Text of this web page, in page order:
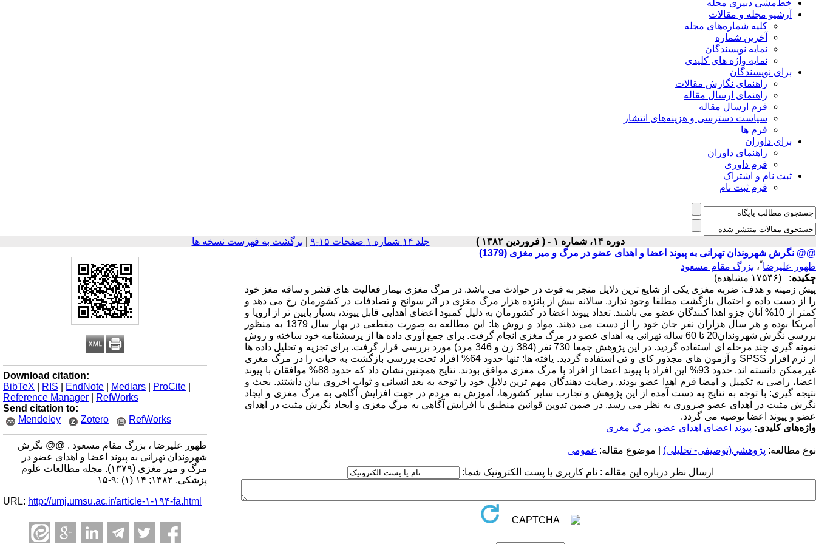
خط‌مشی دبیری مجله
آرشیو مجله و مقالات
کلیه شماره‌های مجله
آخرین شماره
نمایه نویسندگان
نمایه واژه های کلیدی
برای نویسندگان
راهنمای نگارش مقالات
راهنمای ارسال مقاله
فرم ارسال مقاله
سیاست دسترسی و هزینه‌های انتشار
فرم ها
برای داوران
راهنمای داوران
فرم داوری
ثبت نام و اشتراک
فرم ثبت نام
دوره ۱۴، شماره ۱ - ( فروردين ۱۳۸۲ ) جلد ۱۴ شماره ۱ صفحات ۱۵-۹ برگشت به فهرست نسخه ها
Download citation:
BibTeX
RIS EndNote Medlars ProCite
Reference Manager
RefWorks
Send citation to:
Mendeley
Zotero RefWorks
ظهور علیرضا ، بزرگ مقام مسعود . @@ نگرش
شهروندان تهرانی به پیوند اعضا و اهدای عضو در
مرگ و میر مغزی (۱۳۷۹). مجله مطالعات علوم
پزشکی. ۱۳۸۲; ۱۴ (۱) :۹-۱۵
URL: http://umj.umsu.ac.ir/article-۱-۱۹۴-fa.html
@@ نگرش شهروندان تهرانی به پیوند اعضا و اهدای عضو در مرگ و میر مغزی (1379)
ظهور علیرضا*، بزرگ مقام مسعود
چکیده:
(۱۷۵۴۶ مشاهده)
پیش زمینه و هدف: ضربه مغزی یکی از شایع ترین دلایل منجر به فوت در حوادث می باشد. در مرگ مغزی بیمار فعالیت های قشر و ساقه مغز خود
را از دست داده و احتمال بازگشت مطلقا وجود ندارد. سالانه بیش از پانزده هزار مرگ مغزی در اثر سوانح و تصادفات در کشورمان رخ می دهد و
کمتر از 10% آنان جزو اهدا کنندگان عضو می باشند. تعداد پیوند اعضا در کشورمان به دلیل کمبود اعضای اهدایی قابل پیوند، بسیار پایین تر از اروپا و
آمریکا بوده و هر سال هزاران نفر جان خود را از دست می دهند. مواد و روش ها: این مطالعه به صورت مقطعی در بهار سال 1379 به منظور
بررسی نگرش شهروندان20 تا 60 ساله تهرانی به اهدای عضو در مرگ مغزی انجام گرفت. برای جمع آوری داده ها از پرسشنامه خود ساخته و روش
نمونه گیری چند مرحله ای استفاده گردید. در این پژوهش جمعا 730 نفر (384 زن و 346 مرد) مورد بررسی قرار گرفت. برای تجزیه و تحلیل داده ها
از نرم افزار SPSS و آزمون های مجذور کای و تی استفاده گردید. یافته ها: تنها حدود 64% افراد تحت بررسی بازگشت به حیات را در مرگ مغزی
غیرممکن دانسته اند. حدود 93% این افراد با پیوند اعضا از افراد با مرگ مغزی موافق بودند. نتایج همچنین نشان داد که حدود 88% موافقان با پیوند
اعضا، راضی به تکمیل و امضا فرم اهدا عضو بودند. رضایت دهندگان مهم ترین دلایل خود را توجه به بعد انسانی و ثواب اخروی بیان داشتند. بحث و
نتیجه گیری: با توجه به نتایج به دست آمده از این پژوهش و تجارب سایر کشورها، آموزش به مردم در جهت افزایش آگاهی به مرگ مغزی و ایجاد
نگرش مثبت در اهدای عضو ضروری به نظر می رسد. در ضمن تدوین قوانین منطبق با افزایش آگاهی به مرگ مغزی و ایجاد نگرش مثبت در اهدای
عضو و پیوند اعضا توصیه می گردد.
واژه‌های کلیدی: پیوند اعضای اهدای عضو، مرگ مغزی
نوع مطالعه: پژوهشي(توصیفی- تحلیلی) | موضوع مقاله: عمومى
ارسال نظر درباره این مقاله : نام کاربری یا پست الکترونیک شما: